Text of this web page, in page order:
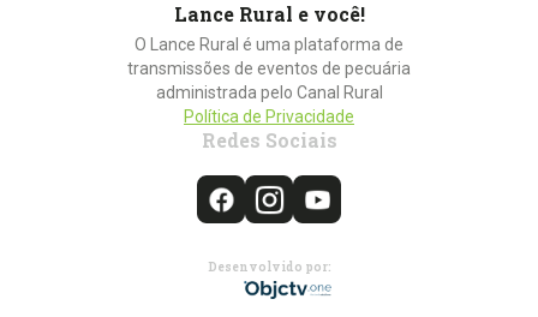
Lance Rural e você!
O Lance Rural é uma plataforma de
transmissões de eventos de pecuária
administrada pelo Canal Rural
Política de Privacidade
Redes Sociais
Desenvolvido por: